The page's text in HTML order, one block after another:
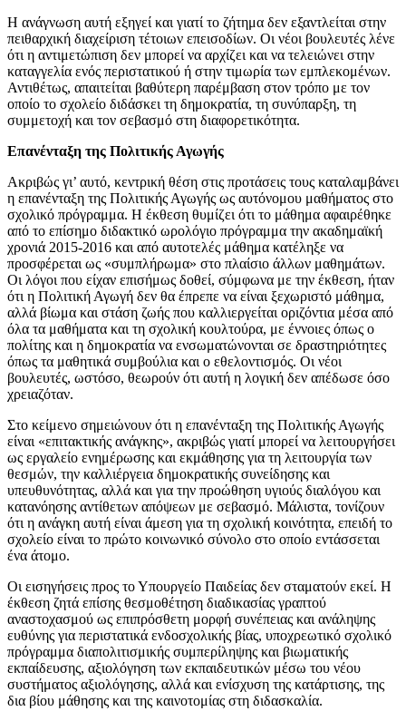
Η ανάγνωση αυτή εξηγεί και γιατί το ζήτημα δεν εξαντλείται στην
πειθαρχική διαχείριση τέτοιων επεισοδίων. Οι νέοι βουλευτές λένε
ότι η αντιμετώπιση δεν μπορεί να αρχίζει και να τελειώνει στην
καταγγελία ενός περιστατικού ή στην τιμωρία των εμπλεκομένων.
Αντιθέτως, απαιτείται βαθύτερη παρέμβαση στον τρόπο με τον
οποίο το σχολείο διδάσκει τη δημοκρατία, τη συνύπαρξη, τη
συμμετοχή και τον σεβασμό στη διαφορετικότητα.
Επανένταξη της Πολιτικής Αγωγής
Ακριβώς γι’ αυτό, κεντρική θέση στις προτάσεις τους καταλαμβάνει
η επανένταξη της Πολιτικής Αγωγής ως αυτόνομου μαθήματος στο
σχολικό πρόγραμμα. Η έκθεση θυμίζει ότι το μάθημα αφαιρέθηκε
από το επίσημο διδακτικό ωρολόγιο πρόγραμμα την ακαδημαϊκή
χρονιά 2015-2016 και από αυτοτελές μάθημα κατέληξε να
προσφέρεται ως «συμπλήρωμα» στο πλαίσιο άλλων μαθημάτων.
Οι λόγοι που είχαν επισήμως δοθεί, σύμφωνα με την έκθεση, ήταν
ότι η Πολιτική Αγωγή δεν θα έπρεπε να είναι ξεχωριστό μάθημα,
αλλά βίωμα και στάση ζωής που καλλιεργείται οριζόντια μέσα από
όλα τα μαθήματα και τη σχολική κουλτούρα, με έννοιες όπως ο
πολίτης και η δημοκρατία να ενσωματώνονται σε δραστηριότητες
όπως τα μαθητικά συμβούλια και ο εθελοντισμός. Οι νέοι
βουλευτές, ωστόσο, θεωρούν ότι αυτή η λογική δεν απέδωσε όσο
χρειαζόταν.
Στο κείμενο σημειώνουν ότι η επανένταξη της Πολιτικής Αγωγής
είναι «επιτακτικής ανάγκης», ακριβώς γιατί μπορεί να λειτουργήσει
ως εργαλείο ενημέρωσης και εκμάθησης για τη λειτουργία των
θεσμών, την καλλιέργεια δημοκρατικής συνείδησης και
υπευθυνότητας, αλλά και για την προώθηση υγιούς διαλόγου και
κατανόησης αντίθετων απόψεων με σεβασμό. Μάλιστα, τονίζουν
ότι η ανάγκη αυτή είναι άμεση για τη σχολική κοινότητα, επειδή το
σχολείο είναι το πρώτο κοινωνικό σύνολο στο οποίο εντάσσεται
ένα άτομο.
Οι εισηγήσεις προς το Υπουργείο Παιδείας δεν σταματούν εκεί. Η
έκθεση ζητά επίσης θεσμοθέτηση διαδικασίας γραπτού
αναστοχασμού ως επιπρόσθετη μορφή συνέπειας και ανάληψης
ευθύνης για περιστατικά ενδοσχολικής βίας, υποχρεωτικό σχολικό
πρόγραμμα διαπολιτισμικής συμπερίληψης και βιωματικής
εκπαίδευσης, αξιολόγηση των εκπαιδευτικών μέσω του νέου
συστήματος αξιολόγησης, αλλά και ενίσχυση της κατάρτισης, της
δια βίου μάθησης και της καινοτομίας στη διδασκαλία.